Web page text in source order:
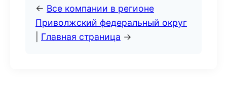
← Все компании в регионе
Приволжский федеральный округ
Главная страница →